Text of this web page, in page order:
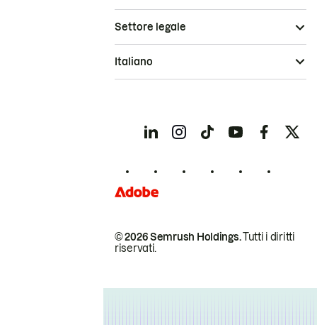
© 2026 Semrush Holdings.Tutti i diritti
riservati.
Settore legale
Italiano